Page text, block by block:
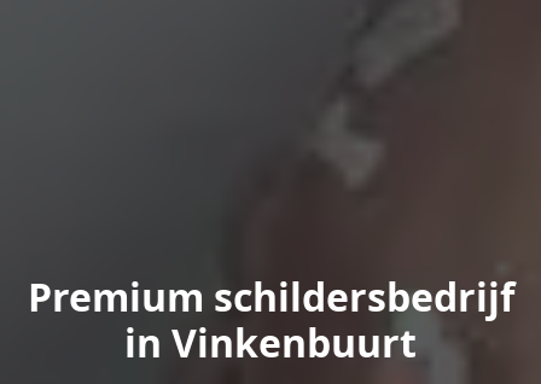
Premium schildersbedrijf
in Vinkenbuurt